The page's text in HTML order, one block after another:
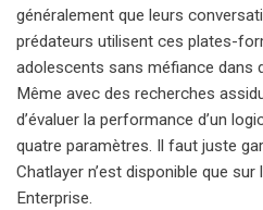
généralement que leurs
prédateurs utilisent ces plates-
adolescents sans méfiance dans
Même avec des recherches
d’évaluer la performance d’un
quatre paramètres. Il faut juste
Chatlayer n’est disponible que sur
Enterprise.